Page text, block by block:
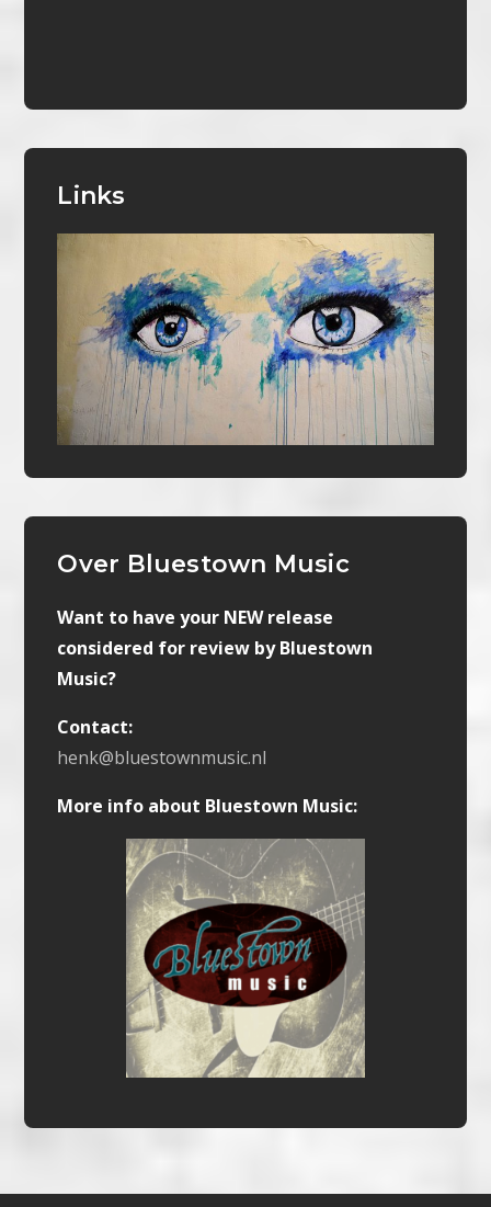
Links
Over Bluestown Music
Want to have your NEW release
considered for review by Bluestown
Music?
Contact:
henk@bluestownmusic.nl
More info about Bluestown Music: